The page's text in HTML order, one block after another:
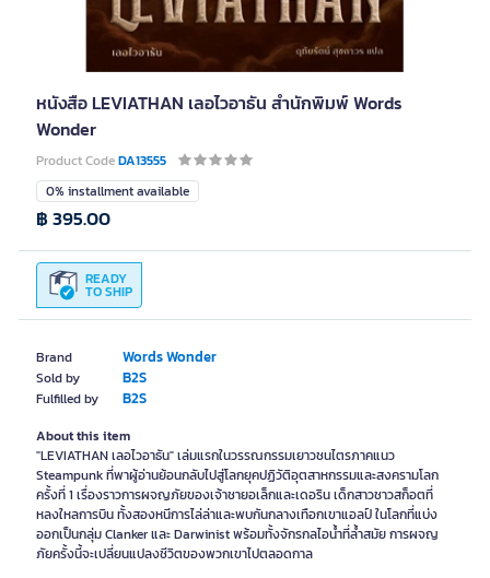
หนังสือ LEVIATHAN เลอไวอาธัน สำนักพิมพ์ Words
Wonder
Product CodeDA13555
Brand Words Wonder
Sold by B2S
Fulfilled by B2S
0% installment available
READY
TO SHIP
฿ 395.00
About this item
"LEVIATHAN เลอไวอาธัน" เล่มแรกในวรรณกรรมเยาวชนไตรภาคแนว
Steampunk ที่พาผู้อ่านย้อนกลับไปสู่โลกยุคปฏิวัติอุตสาหกรรมและสงครามโลก
ครั้งที่ 1 เรื่องราวการผจญภัยของเจ้าชายอเล็กและเดอริน เด็กสาวชาวสก็อตที่
หลงใหลการบิน ทั้งสองหนีการไล่ล่าและพบกันกลางเทือกเขาแอลป์ ในโลกที่แบ่ง
ออกเป็นกลุ่ม Clanker และ Darwinist พร้อมทั้งจักรกลไอน้ำที่ล้ำสมัย การผจญ
ภัยครั้งนี้จะเปลี่ยนแปลงชีวิตของพวกเขาไปตลอดกาล